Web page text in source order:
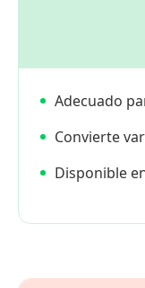
Adecuado
Convierte
Disponible